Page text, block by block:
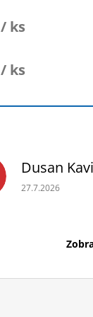
/ ks
/ ks
Dusan
Hodnocení
27.7.2026